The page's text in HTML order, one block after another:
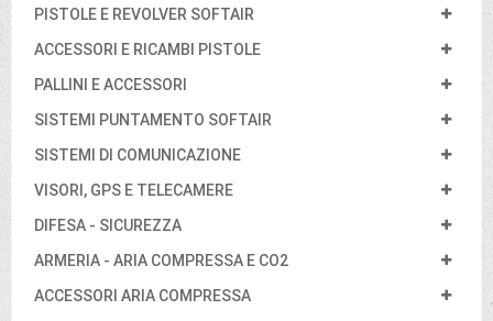
PISTOLE E REVOLVER SOFTAIR
ACCESSORI E RICAMBI PISTOLE
PALLINI E ACCESSORI
SISTEMI PUNTAMENTO SOFTAIR
SISTEMI DI COMUNICAZIONE
VISORI, GPS E TELECAMERE
DIFESA - SICUREZZA
ARMERIA - ARIA COMPRESSA E CO2
ACCESSORI ARIA COMPRESSA